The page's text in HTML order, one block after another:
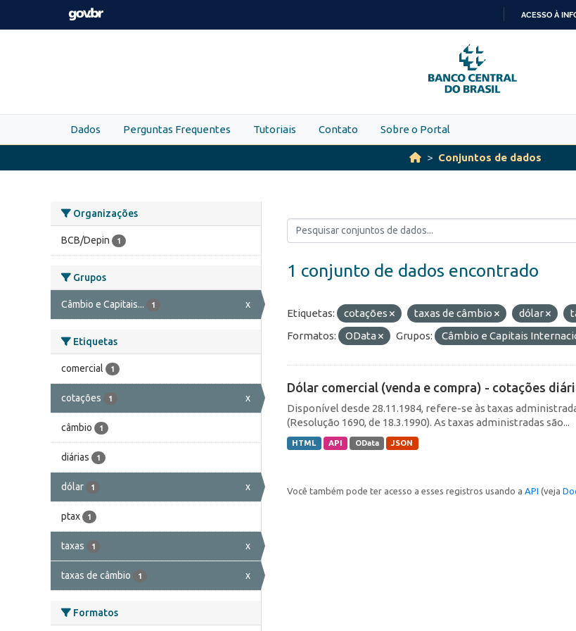
Skip to main content
PARA
O
CONTEÚDO
ACESSO À
Dados Perguntas Frequentes Tutoriais Contato Sobre o Portal
Conjuntos de dados
Organizações
BCB/Depin 1
Grupos
Câmbio e Capitais... 1 x
Etiquetas
comercial 1
cotações 1 x
câmbio 1
diárias 1
dólar 1 x
ptax 1
taxas 1 x
taxas de câmbio 1 x
Formatos
1 conjunto de dados encontrado
Etiquetas: cotações taxas de câmbio dólar
Formatos:
OData Grupos: Câmbio e Capitais
Dólar comercial (venda e compra) - cotações
Disponível desde 28.11.1984, refere-se às taxas
(Resolução 1690, de 18.3.1990). As taxas administradas são...
HTML API OData JSON
Você também pode ter acesso a esses registros usando a API (veja